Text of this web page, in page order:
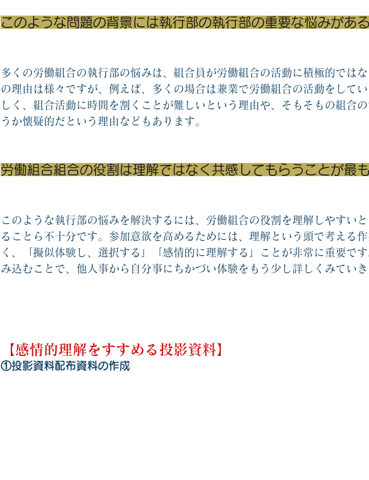
このような問題の背景には執行部の執行部の重要な悩みがある
多くの労働組合の執行部の悩みは、組合員が労働組合の活動に積極的では
の理由は様々ですが、例えば、多くの場合は兼業で労働組合の活動をして
しく、組合活動に時間を割くことが難しいという理由や、そもそもの組合
うか懐疑的だという理由などもあります。
労働組合組合の役割は理解ではなく共感してもらうことが最
このような執行部の悩みを解決するには、労働組合の役割を理解しやすいと
ることら不十分です。参加意欲を高めるためには、理解という頭で考える
く、「擬似体験し、選択する」「感情的に理解する」ことが非常に重要で
み込むことで、他人事から自分事にちかづい体験をもう少し詳しくみていき
【感情的理解をすすめる投影資料】
①投影資料配布資料の作成